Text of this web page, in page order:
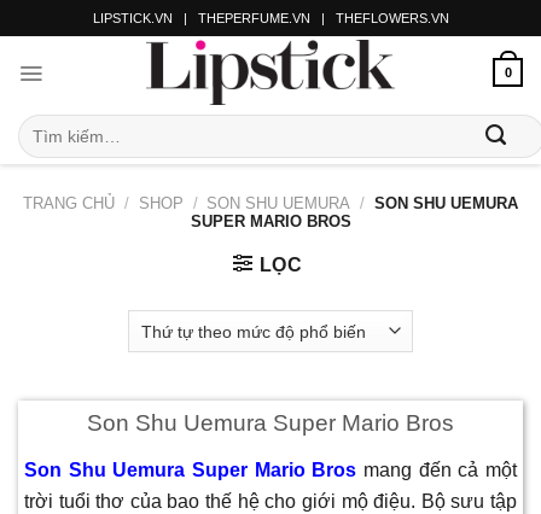
LIPSTICK.VN | THEPERFUME.VN | THEFLOWERS.VN
0
TRANG CHỦ / SHOP / SON SHU UEMURA / SON SHU UEMURA
SUPER MARIO BROS
LỌC
Son Shu Uemura Super Mario Bros
Son Shu Uemura Super Mario Bros mang đến cả một
trời tuổi thơ của bao thế hệ cho giới mộ điệu. Bộ sưu tập